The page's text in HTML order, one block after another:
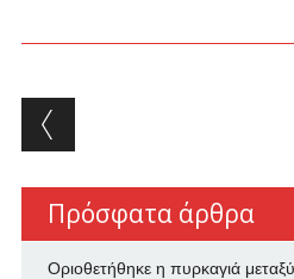
Post
Πρόσφατα άρθρα
Οριοθετήθηκε η πυρκαγιά